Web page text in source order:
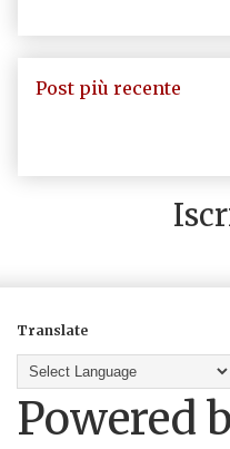
Post più recente
Translate
Powered